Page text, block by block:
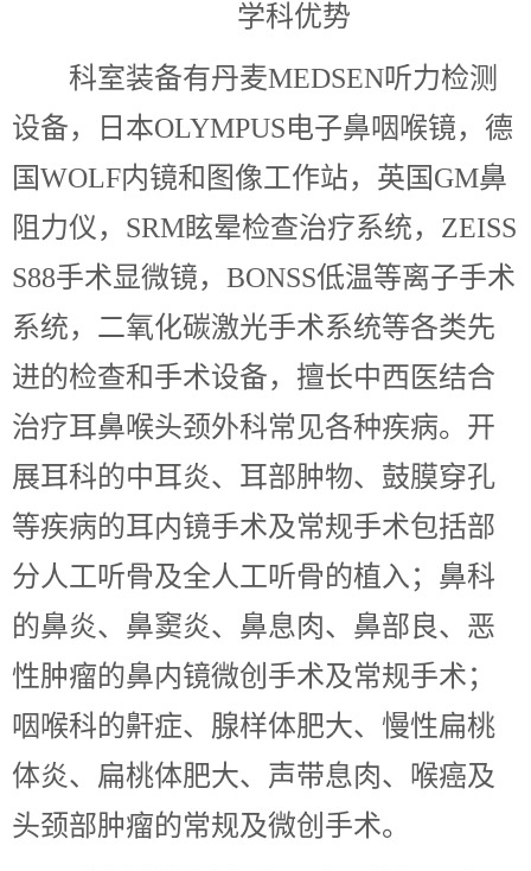
学科优势
科室装备有丹麦MEDSEN听力检测
设备，日本OLYMPUS电子鼻咽喉镜，德
国WOLF内镜和图像工作站，英国GM鼻
阻力仪，SRM眩晕检查治疗系统，ZEISS
S88手术显微镜，BONSS低温等离子手术
系统，二氧化碳激光手术系统等各类先
进的检查和手术设备，擅长中西医结合
治疗耳鼻喉头颈外科常见各种疾病。开
展耳科的中耳炎、耳部肿物、鼓膜穿孔
等疾病的耳内镜手术及常规手术包括部
分人工听骨及全人工听骨的植入；鼻科
的鼻炎、鼻窦炎、鼻息肉、鼻部良、恶
性肿瘤的鼻内镜微创手术及常规手术；
咽喉科的鼾症、腺样体肥大、慢性扁桃
体炎、扁桃体肥大、声带息肉、喉癌及
头颈部肿瘤的常规及微创手术。